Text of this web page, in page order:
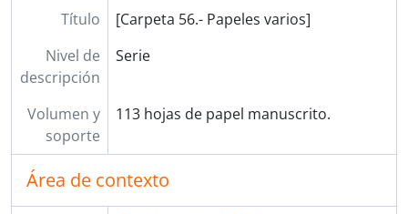
Título
[Carpeta 56.- Papeles varios]
Nivel de
descripción
Serie
Volumen y
soporte
113 hojas de papel manuscrito.
Área de contexto